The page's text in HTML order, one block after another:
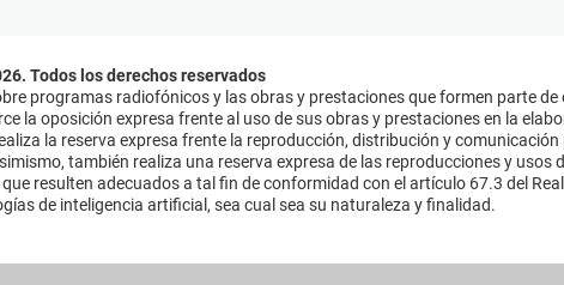
Todos los derechos reservados
programas radiofónicos y las obras y prestaciones que formen parte
la oposición expresa frente al uso de sus obras y prestaciones en la
la reserva expresa frente la reproducción, distribución y
también realiza una reserva expresa de las reproducciones y
resulten adecuados a tal fin de conformidad con el artículo 67.3 del
de inteligencia artificial, sea cual sea su naturaleza y finalidad.